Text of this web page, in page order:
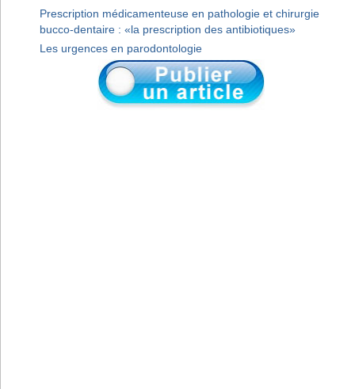
Prescription médicamenteuse en pathologie et chirurgie
bucco-dentaire : «la prescription des antibiotiques»
Les urgences en parodontologie